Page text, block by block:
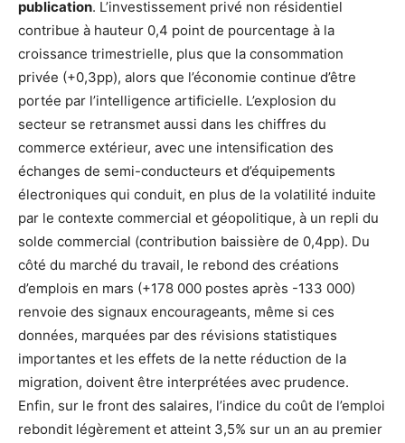
publication. L’investissement privé non résidentiel
contribue à hauteur 0,4 point de pourcentage à la
croissance trimestrielle, plus que la consommation
privée (+0,3pp), alors que l’économie continue d’être
portée par l’intelligence artificielle. L’explosion du
secteur se retransmet aussi dans les chiffres du
commerce extérieur, avec une intensification des
échanges de semi-conducteurs et d’équipements
électroniques qui conduit, en plus de la volatilité induite
par le contexte commercial et géopolitique, à un repli du
solde commercial (contribution baissière de 0,4pp). Du
côté du marché du travail, le rebond des créations
d’emplois en mars (+178 000 postes après -133 000)
renvoie des signaux encourageants, même si ces
données, marquées par des révisions statistiques
importantes et les effets de la nette réduction de la
migration, doivent être interprétées avec prudence.
Enfin, sur le front des salaires, l’indice du coût de l’emploi
rebondit légèrement et atteint 3,5% sur un an au premier